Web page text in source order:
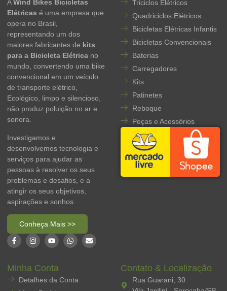
AWind Bikes Bicicletas
Elétricas é uma empresa que
opera no Brasil,
representando um dos
maiores fabricantes de kits
para a Bicicleta Elétrica no
mundo, convertendo uma bike
convencional em um veículo
de transporte elétrico,
Ecológico, limpo e silencioso,
não produz poluição no ar e
sonora.
Investigamos e
desenvolvemos tecnologia e
serviços para ajudar as
pessoas à resolver os seus
problemas e desafios, e a
atingir os seus objetivos,
aspirações e sonhos.
Conheça Mais >>
Triciclos Elétricos
Quadriciclos Elétricos
Bicicletas Elétricas Infantis
Bicicletas Convencionais
Baterias
Carregadores
Kits
Patinetes
Reboque
Peças e Acessórios
Minha Conta
Detalhes da Conta
Contato & Localização
Rua Guarani, 30